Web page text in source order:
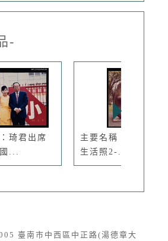
-
琦君出席
...
主要名稱：琦君夫婦
生活照2-...
臺南市中西區中正路(湯德章大